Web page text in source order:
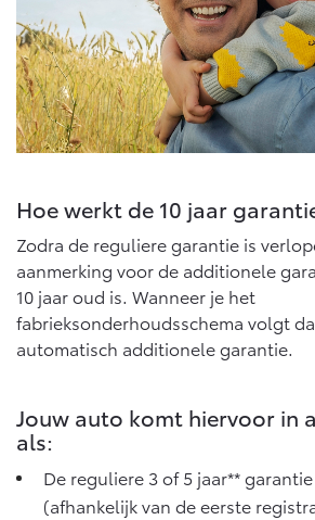
bZ4X
BATTERIJ-ELEKTRISCH
Vanaf € 39.995,-
bZ4X
Vanaf
Mirai
WATERSTOF-ELEKTRISCH
Vanaf € 76.695,-
OOK
Vanaf
Multimedia
Connected check
Navigatie updates
Hoe werkt de 10 jaar
Zodra de reguliere garantie is
aanmerking voor de additionele
10 jaar oud is. Wanneer je het
fabrieksonderhoudsschema volgt
automatisch additionele garantie.
Jouw auto komt hiervoor in
als:
De reguliere 3 of 5 jaar** garantie
(afhankelijk van de eerste